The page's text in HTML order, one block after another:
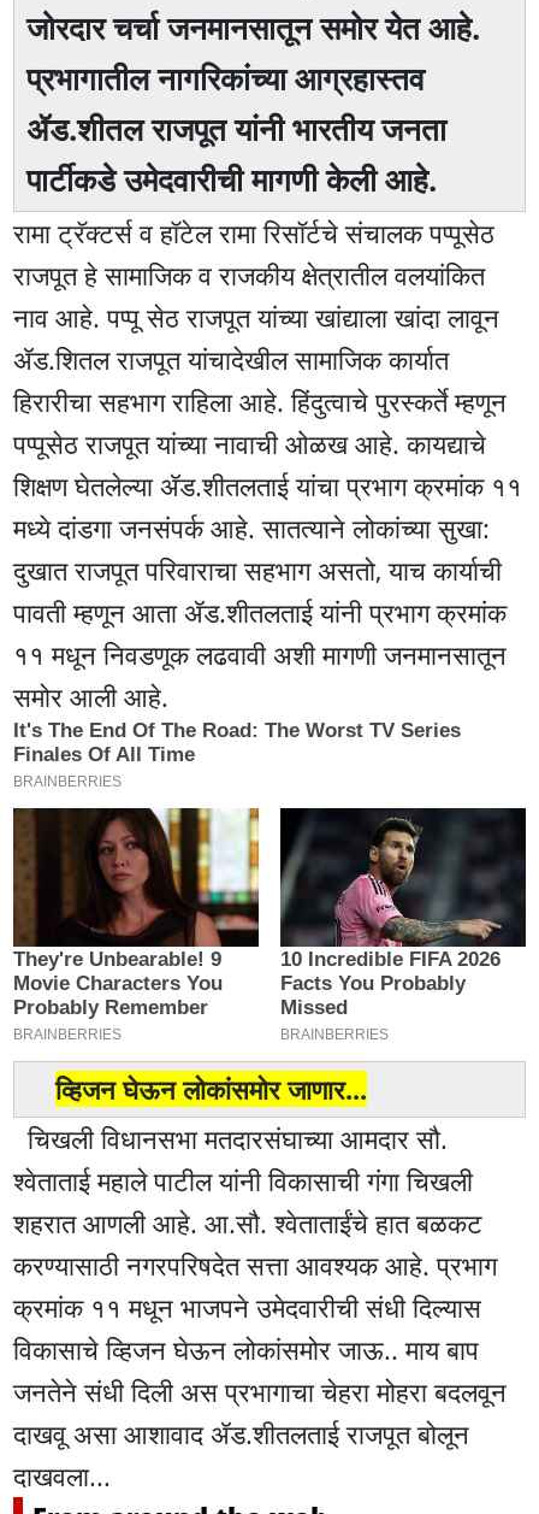
जोरदार चर्चा जनमानसातून समोर येत आहे.
प्रभागातील नागरिकांच्या आग्रहास्तव
ॲड.शीतल राजपूत यांनी भारतीय जनता
पार्टीकडे उमेदवारीची मागणी केली आहे.
रामा ट्रॅक्टर्स व हॉटेल रामा रिसॉर्टचे संचालक पप्पूसेठ
राजपूत हे सामाजिक व राजकीय क्षेत्रातील वलयांकित
नाव आहे. पप्पू सेठ राजपूत यांच्या खांद्याला खांदा लावून
ॲड.शितल राजपूत यांचादेखील सामाजिक कार्यात
हिरारीचा सहभाग राहिला आहे. हिंदुत्वाचे पुरस्कर्ते म्हणून
पप्पूसेठ राजपूत यांच्या नावाची ओळख आहे. कायद्याचे
शिक्षण घेतलेल्या ॲड.शीतलताई यांचा प्रभाग क्रमांक ११
मध्ये दांडगा जनसंपर्क आहे. सातत्याने लोकांच्या सुखा:
दुखात राजपूत परिवाराचा सहभाग असतो, याच कार्याची
पावती म्हणून आता ॲड.शीतलताई यांनी प्रभाग क्रमांक
११ मधून निवडणूक लढवावी अशी मागणी जनमानसातून
समोर आली आहे.
व्हिजन घेऊन लोकांसमोर जाणार...
चिखली विधानसभा मतदारसंघाच्या आमदार सौ.
श्वेताताई महाले पाटील यांनी विकासाची गंगा चिखली
शहरात आणली आहे. आ.सौ. श्वेताताईंचे हात बळकट
करण्यासाठी नगरपरिषदेत सत्ता आवश्यक आहे. प्रभाग
क्रमांक ११ मधून भाजपने उमेदवारीची संधी दिल्यास
विकासाचे व्हिजन घेऊन लोकांसमोर जाऊ.. माय बाप
जनतेने संधी दिली अस प्रभागाचा चेहरा मोहरा बदलवून
दाखवू असा आशावाद ॲड.शीतलताई राजपूत बोलून
दाखवला...